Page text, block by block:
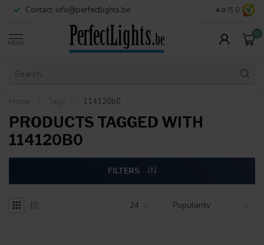
Contact: info@perfectlights.be 4.0 /5.0
MENU
0
Home Tags 114120b0
PRODUCTS TAGGED WITH
114120B0
FILTERS